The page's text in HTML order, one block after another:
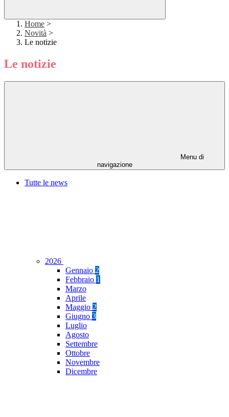
Home >
Novità >
Le notizie
Le notizie
Menu di
navigazione
Tutte le news
2026
Gennaio 2
Febbraio 1
Marzo
Aprile
Maggio 2
Giugno 3
Luglio
Agosto
Settembre
Ottobre
Novembre
Dicembre